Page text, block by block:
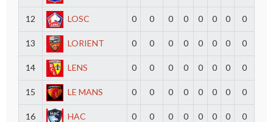
12 LOSC 0 0 0 0 0 0 0 0
13 LORIENT 0 0 0 0 0 0 0 0
14 LENS 0 0 0 0 0 0 0 0
15 LE MANS 0 0 0 0 0 0 0 0
16 HAC 0 0 0 0 0 0 0 0